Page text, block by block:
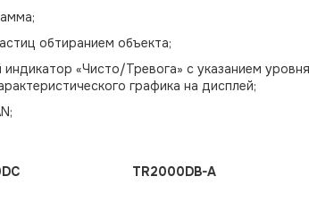
обтиранием объекта;
индикатор «Чисто/Тревога» с указанием
графика на дисплей;
TR2000DB-A